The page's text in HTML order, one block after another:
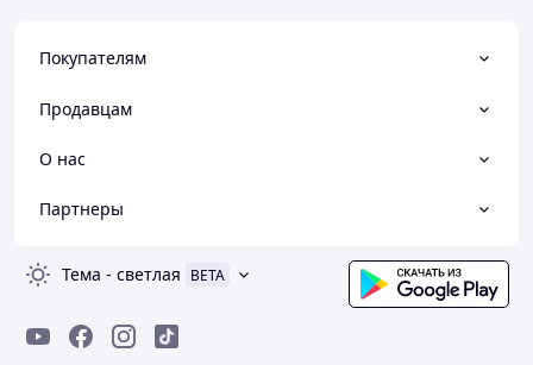
Покупателям
Продавцам
О нас
Партнеры
Тема - светлая BETA